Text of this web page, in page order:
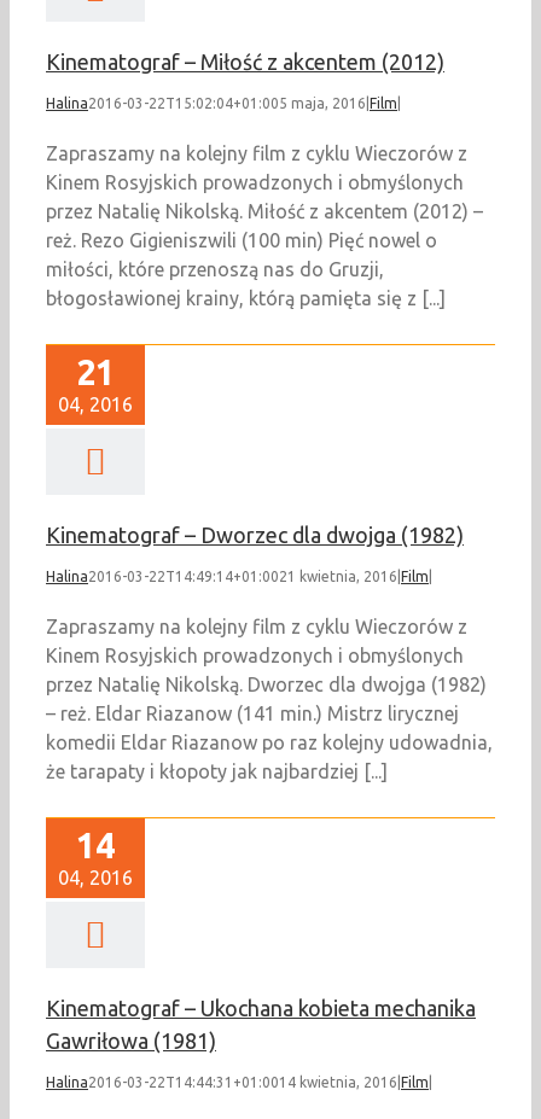
Kinematograf – Miłość z akcentem (2012)
Halina2016-03-22T15:02:04+01:005 maja, 2016 Film
Zapraszamy na kolejny film z cyklu Wieczorów z
Kinem Rosyjskich prowadzonych i obmyślonych
przez Natalię Nikolską. Miłość z akcentem (2012) –
reż. Rezo Gigieniszwili (100 min) Pięć nowel o
miłości, które przenoszą nas do Gruzji,
błogosławionej krainy, którą pamięta się z [...]
21
04, 2016
Kinematograf – Dworzec dla dwojga (1982)
Halina2016-03-22T14:49:14+01:0021 kwietnia, 2016 Film
Zapraszamy na kolejny film z cyklu Wieczorów z
Kinem Rosyjskich prowadzonych i obmyślonych
przez Natalię Nikolską. Dworzec dla dwojga (1982)
– reż. Eldar Riazanow (141 min.) Mistrz lirycznej
komedii Eldar Riazanow po raz kolejny udowadnia,
że tarapaty i kłopoty jak najbardziej [...]
14
04, 2016
Kinematograf – Ukochana kobieta mechanika
Gawriłowa (1981)
Halina2016-03-22T14:44:31+01:0014 kwietnia, 2016 Film